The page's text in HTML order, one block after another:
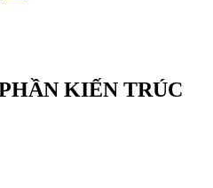
KIẾN TRÚC